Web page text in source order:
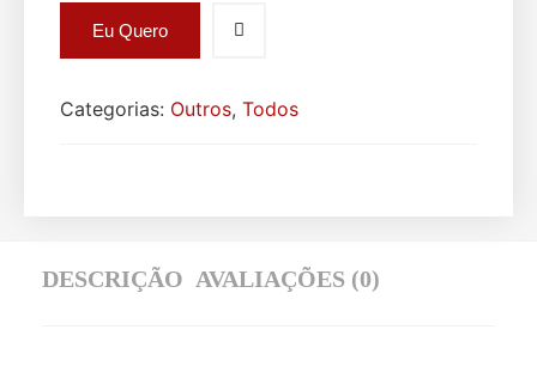
Eu Quero
Categorias: Outros, Todos
DESCRIÇÃO AVALIAÇÕES (0)